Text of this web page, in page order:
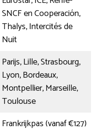
SNCF en Cooperación,
Thalys, Intercités de
Nuit
Parijs, Lille, Strasbourg,
Lyon, Bordeaux,
Montpellier, Marseille,
Toulouse
Frankrijkpas (vanaf €127)